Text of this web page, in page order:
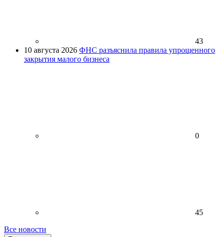
43
10 августа 2026 ФНС разъяснила правила упрощенного
закрытия малого бизнеса
0
45
Все новости